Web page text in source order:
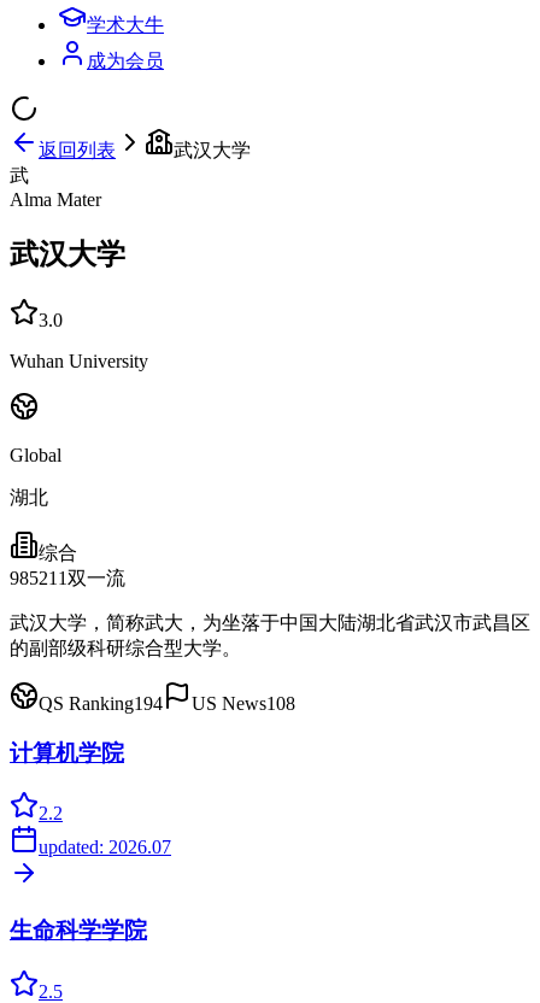
学术大牛
成为会员
返回列表
武汉大学
武
Alma Mater
武汉大学
3.0
Wuhan University
Global
湖北
综合
985211双一流
武汉大学，简称武大，为坐落于中国大陆湖北省武汉市武昌区
的副部级科研综合型大学。
QS Ranking194 US News108
计算机学院
2.2
updated: 2026.07
生命科学学院
2.5